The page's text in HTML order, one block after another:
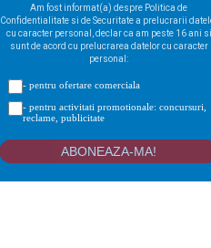
Am fost informat(a) despre Politica de
Confidentialitate si de Securitate a prelucrarii
cu caracter personal, declar ca am peste 16 ani si
sunt de acord cu prelucrarea datelor cu caracter
personal:
- pentru ofertare comerciala
- pentru activitati promotionale: concursuri,
reclame, publicitate